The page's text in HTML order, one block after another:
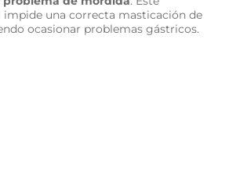
una correcta masticación de
ocasionar problemas gástricos.